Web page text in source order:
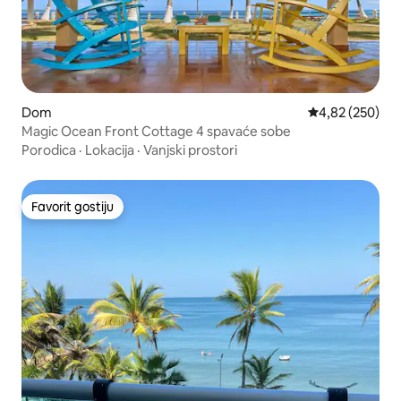
Dom Prosječna
4,82 (250)
Magic Ocean Front Cottage 4 spavaće sobe
Porodica · Lokacija · Vanjski prostori
Favorit gostiju
Favorit gostiju